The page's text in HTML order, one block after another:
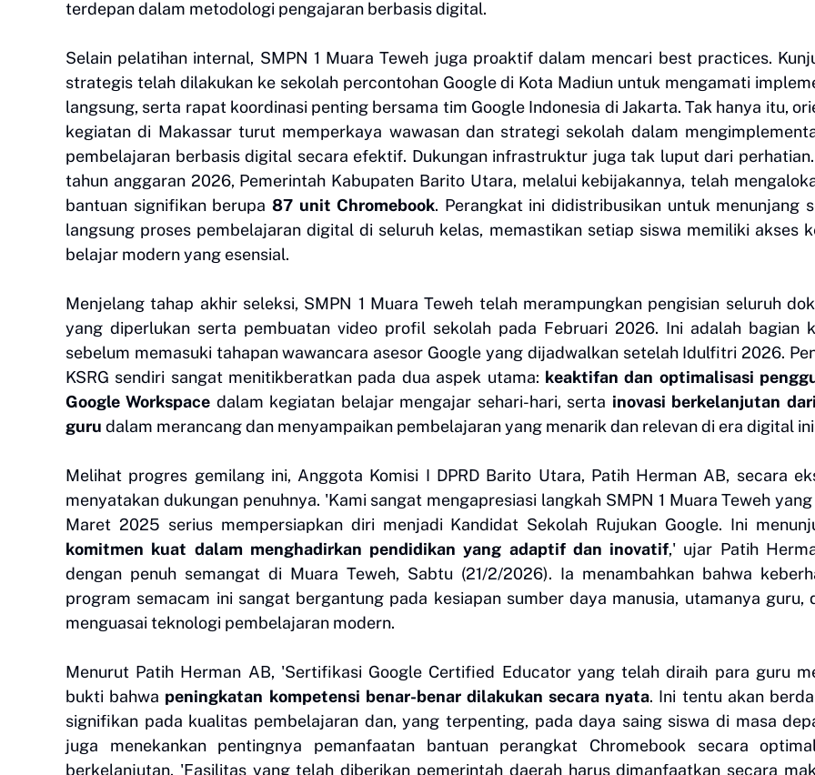
terdepan dalam metodologi pengajaran berbasis digital.
Selain pelatihan internal, SMPN 1 Muara Teweh juga proaktif dalam mencari best practices.
strategis telah dilakukan ke sekolah percontohan Google di Kota Madiun untuk mengamati
langsung, serta rapat koordinasi penting bersama tim Google Indonesia di Jakarta. Tak hanya itu,
kegiatan di Makassar turut memperkaya wawasan dan strategi sekolah dalam
pembelajaran berbasis digital secara efektif. Dukungan infrastruktur juga tak luput dari
tahun anggaran 2026, Pemerintah Kabupaten Barito Utara, melalui kebijakannya, telah
bantuan signifikan berupa 87 unit Chromebook. Perangkat ini didistribusikan untuk menunjang
langsung proses pembelajaran digital di seluruh kelas, memastikan setiap siswa memiliki akses
belajar modern yang esensial.
Menjelang tahap akhir seleksi, SMPN 1 Muara Teweh telah merampungkan pengisian seluruh
yang diperlukan serta pembuatan video profil sekolah pada Februari 2026. Ini adalah bagian
sebelum memasuki tahapan wawancara asesor Google yang dijadwalkan setelah Idulfitri 2026.
KSRG sendiri sangat menitikberatkan pada dua aspek utama: keaktifan dan optimalisasi
Google Workspace dalam kegiatan belajar mengajar sehari-hari, serta inovasi berkelanjutan
guru dalam merancang dan menyampaikan pembelajaran yang menarik dan relevan di era digital
Melihat progres gemilang ini, Anggota Komisi I DPRD Barito Utara, Patih Herman AB, secara
menyatakan dukungan penuhnya. 'Kami sangat mengapresiasi langkah SMPN 1 Muara Teweh
Maret 2025 serius mempersiapkan diri menjadi Kandidat Sekolah Rujukan Google. Ini
komitmen kuat dalam menghadirkan pendidikan yang adaptif dan inovatif,' ujar Patih
dengan penuh semangat di Muara Teweh, Sabtu (21/2/2026). Ia menambahkan bahwa
program semacam ini sangat bergantung pada kesiapan sumber daya manusia, utamanya guru,
menguasai teknologi pembelajaran modern.
Menurut Patih Herman AB, 'Sertifikasi Google Certified Educator yang telah diraih para guru
bukti bahwa peningkatan kompetensi benar-benar dilakukan secara nyata. Ini tentu akan
signifikan pada kualitas pembelajaran dan, yang terpenting, pada daya saing siswa di masa
juga menekankan pentingnya pemanfaatan bantuan perangkat Chromebook secara
berkelanjutan. 'Fasilitas yang telah diberikan pemerintah daerah harus dimanfaatkan secara